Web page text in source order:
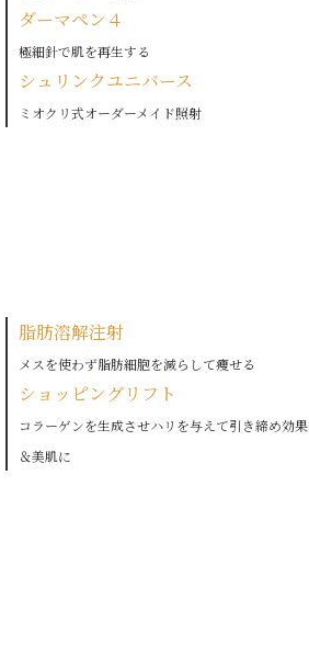
ダーマペン４
極細針で肌を再生する
シュリンクユニバース
ミオクリ式オーダーメイド照射
脂肪溶解注射
メスを使わず脂肪細胞を減らして痩せる
ショッピングリフト
コラーゲンを生成させハリを与えて引き締め効果
＆美肌に